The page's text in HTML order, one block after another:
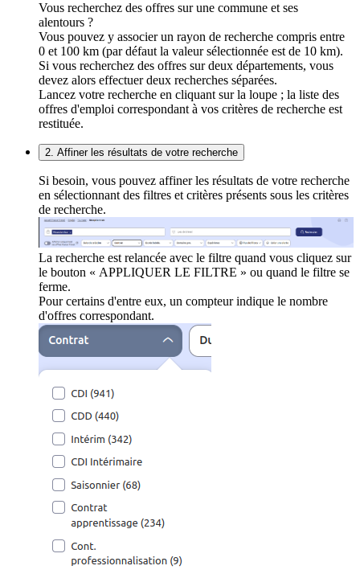
Vous recherchez des offres sur une commune et ses
alentours ?
Vous pouvez y associer un rayon de recherche compris entre
0 et 100 km (par défaut la valeur sélectionnée est de 10 km).
Si vous recherchez des offres sur deux départements, vous
devez alors effectuer deux recherches séparées.
Lancez votre recherche en cliquant sur la loupe ; la liste des
offres d'emploi correspondant à vos critères de recherche est
restituée.
2. Affiner les résultats de votre recherche
Si besoin, vous pouvez affiner les résultats de votre recherche
en sélectionnant des filtres et critères présents sous les critères
de recherche.
La recherche est relancée avec le filtre quand vous cliquez sur
le bouton « APPLIQUER LE FILTRE » ou quand le filtre se
ferme.
Pour certains d'entre eux, un compteur indique le nombre
d'offres correspondant.